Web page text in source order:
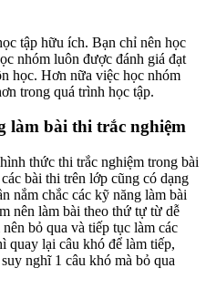
tập hữu ích. Bạn chỉ nên học
nhóm luôn được đánh giá đạt
học. Hơn nữa việc học nhóm
trong quá trình học tập.
làm bài thi trắc nghiệm
thức thi trắc nghiệm trong bài
bài thi trên lớp cũng có dạng
nắm chắc các kỹ năng làm bài
nên làm bài theo thứ tự từ dễ
bỏ qua và tiếp tục làm các
quay lại câu khó để làm tiếp,
nghĩ 1 câu khó mà bỏ qua